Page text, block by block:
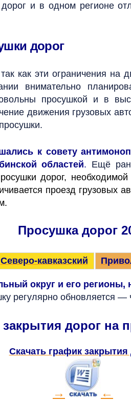
дорог и в одном регионе
дорог
как эти ограничения на
внимательно
просушкой и в
движения грузовых
к совету
областей. Ещё
дорог,
проезд грузовых
Просушка дорог
Северо-кавказский
округ и его
регулярно обновляется
дорог на
Скачать график закрытия
→ ←